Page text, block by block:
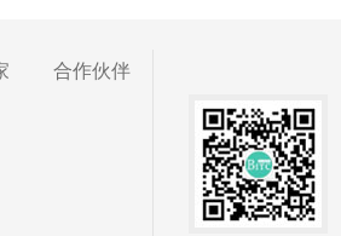
合作伙伴